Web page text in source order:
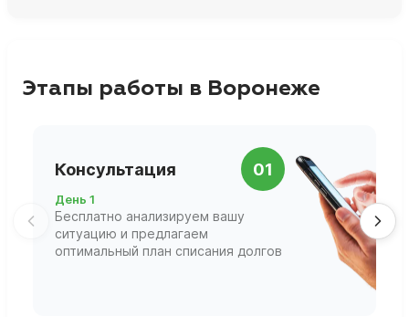
Этапы работы в Воронеже
Консультация 01
День 1
Бесплатно анализируем вашу
ситуацию и предлагаем
оптимальный план списания долгов